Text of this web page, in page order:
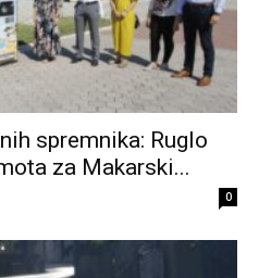
spremnika: Ruglo
za Makarski...
0